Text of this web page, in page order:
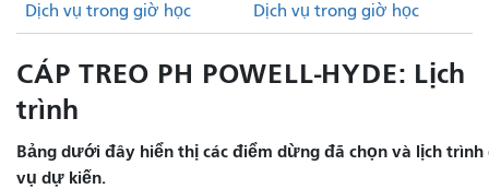
Dịch vụ trong giờ học Dịch vụ trong giờ học
CÁP TREO PH POWELL-HYDE: Lịch
trình
Bảng dưới đây hiển thị các điểm dừng đã chọn và lịch trình
vụ dự kiến.